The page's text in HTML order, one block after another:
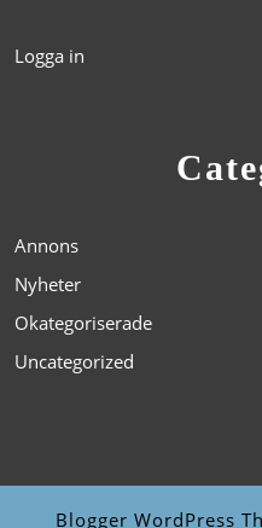
Logga in
Annons
Nyheter
Okategoriserade
Uncategorized
Blogger WordPress